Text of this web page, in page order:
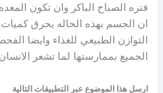
فتره الصباح الباكر وان تكون
ان الجسم بهذه الحاله يحرق
التوازن الطبيعي للغذاء وايضا
الجميع بممارستها لما تشعر
ارسل هذا الموضوع عبر التطبيقات التالية